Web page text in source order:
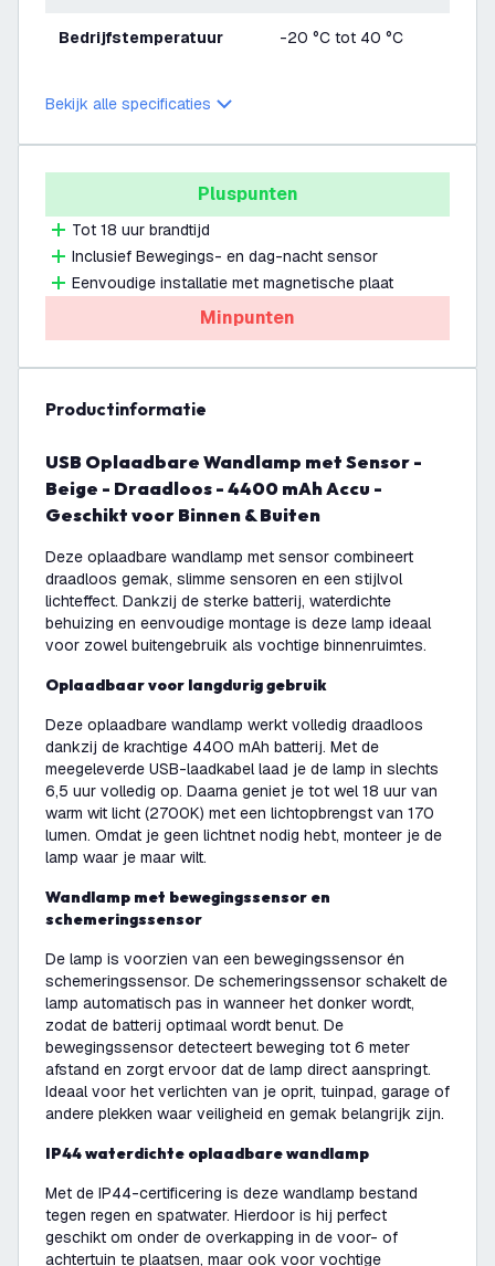
Bedrijfstemperatuur -20 °C tot 40 °C
Bekijk alle specificaties
Pluspunten
Tot 18 uur brandtijd
Inclusief Bewegings- en dag-nacht sensor
Eenvoudige installatie met magnetische plaat
Minpunten
productinformatie
USB Oplaadbare Wandlamp met Sensor -
Beige - Draadloos - 4400 mAh Accu -
Geschikt voor Binnen & Buiten
Deze oplaadbare wandlamp met sensor combineert
draadloos gemak, slimme sensoren en een stijlvol
lichteffect. Dankzij de sterke batterij, waterdichte
behuizing en eenvoudige montage is deze lamp ideaal
voor zowel buitengebruik als vochtige binnenruimtes.
Oplaadbaar voor langdurig gebruik
Deze oplaadbare wandlamp werkt volledig draadloos
dankzij de krachtige 4400 mAh batterij. Met de
meegeleverde USB-laadkabel laad je de lamp in slechts
6,5 uur volledig op. Daarna geniet je tot wel 18 uur van
warm wit licht (2700K) met een lichtopbrengst van 170
lumen. Omdat je geen lichtnet nodig hebt, monteer je de
lamp waar je maar wilt.
Wandlamp met bewegingssensor en
schemeringssensor
De lamp is voorzien van een bewegingssensor én
schemeringssensor. De schemeringssensor schakelt de
lamp automatisch pas in wanneer het donker wordt,
zodat de batterij optimaal wordt benut. De
bewegingssensor detecteert beweging tot 6 meter
afstand en zorgt ervoor dat de lamp direct aanspringt.
Ideaal voor het verlichten van je oprit, tuinpad, garage of
andere plekken waar veiligheid en gemak belangrijk zijn.
IP44 waterdichte oplaadbare wandlamp
Met de IP44-certificering is deze wandlamp bestand
tegen regen en spatwater. Hierdoor is hij perfect
geschikt om onder de overkapping in de voor- of
achtertuin te plaatsen, maar ook voor vochtige